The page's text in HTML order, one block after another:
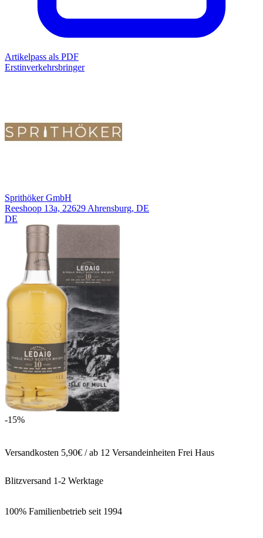
Artikelpass als PDF
Erstinverkehrsbringer
Sprithöker GmbH
Reeshoop 13a, 22629 Ahrensburg, DE
DE
-15%
Versandkosten 5,90€ / ab 12 Versandeinheiten Frei Haus
Blitzversand 1-2 Werktage
100% Familienbetrieb seit 1994